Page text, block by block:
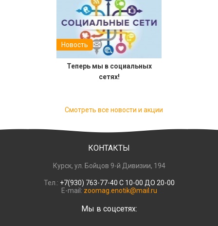
Новость
Теперь мы в социальных
сетях!
Смотреть все новости и акции
КОНТАКТЫ
Курск, ул. Бойцов 9-й Дивизии, 194
Тел.: +7(930) 763-77-40 С 10-00 ДО 20-00
E-mail: zoomag.enotik@mail.ru
Мы в соцсетях: